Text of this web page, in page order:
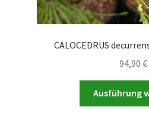
CALOCEDRUS
94,90 €
Ausführung